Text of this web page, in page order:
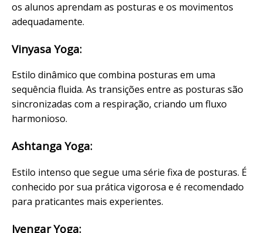
os alunos aprendam as posturas e os movimentos
adequadamente.
Vinyasa Yoga:
Estilo dinâmico que combina posturas em uma
sequência fluida. As transições entre as posturas são
sincronizadas com a respiração, criando um fluxo
harmonioso.
Ashtanga Yoga:
Estilo intenso que segue uma série fixa de posturas. É
conhecido por sua prática vigorosa e é recomendado
para praticantes mais experientes.
Iyengar Yoga: